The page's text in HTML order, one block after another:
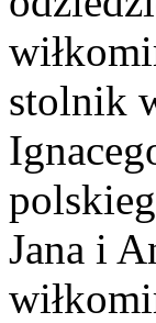
stolnik
Jana i